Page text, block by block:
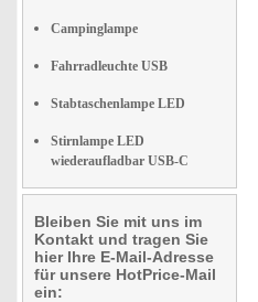
Campinglampe
Fahrradleuchte USB
Stabtaschenlampe LED
Stirnlampe LED
wiederaufladbar USB-C
Bleiben Sie mit uns im
Kontakt und tragen Sie
hier Ihre E-Mail-Adresse
für unsere HotPrice-Mail
ein: